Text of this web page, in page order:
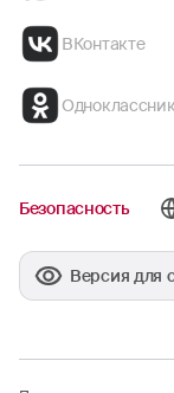
ВКонтакте
Безопасность
Версия для